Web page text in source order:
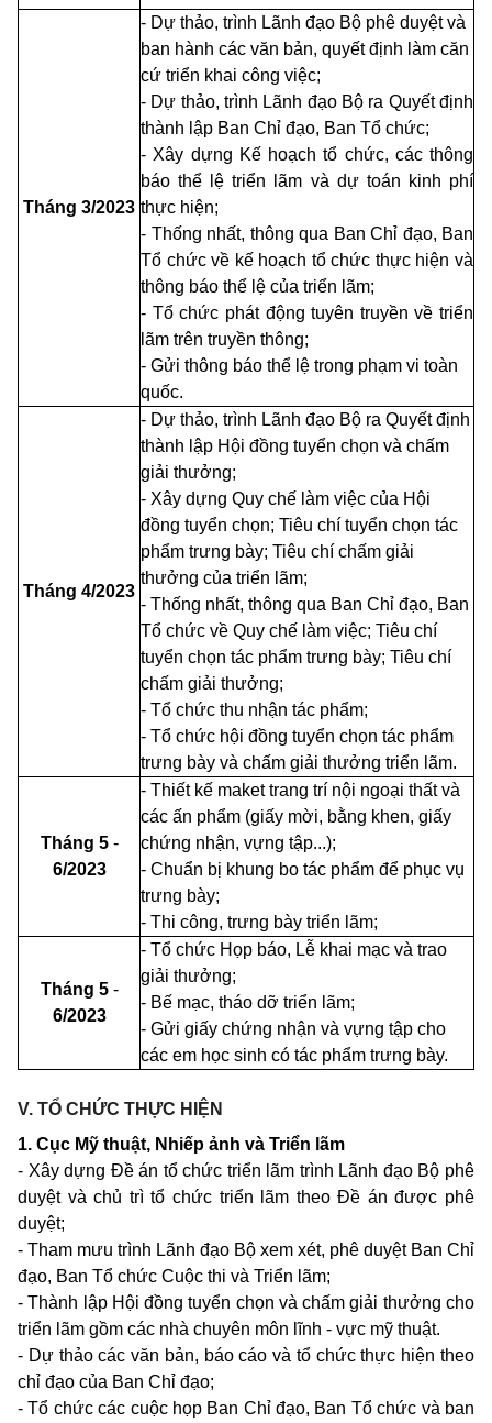
Tháng 3/2023
- Dự thảo, trình Lãnh đạo Bộ phê duyệt và
ban hành các văn bản, quyết định làm căn
cứ triển khai công việc;
- Dự thảo, trình Lãnh đạo Bộ ra Quyết định
thành lập Ban Chỉ đạo, Ban Tổ chức;
- Xây dựng Kế hoạch tổ chức, các thông
báo thể lệ triển lãm và dự toán kinh phí
thực hiện;
- Thống nhất, thông qua Ban Chỉ đạo, Ban
Tổ chức về kế hoạch tổ chức thực hiện và
thông báo thể lệ của triển lãm;
- Tổ chức phát động tuyên truyền về triển
lãm trên truyền thông;
- Gửi thông báo thể lệ trong phạm vi toàn
quốc.
Tháng 4/2023
- Dự thảo, trình Lãnh đạo Bộ ra Quyết định
thành lập Hội đồng tuyển chọn và chấm
giải thưởng;
- Xây dựng Quy chế làm việc của Hội
đồng tuyển chọn; Tiêu chí tuyển chọn tác
phẩm trưng bày; Tiêu chí chấm giải
thưởng của triển lãm;
- Thống nhất, thông qua Ban Chỉ đạo, Ban
Tổ chức về Quy chế làm việc; Tiêu chí
tuyển chọn tác phẩm trưng bày; Tiêu chí
chấm giải thưởng;
- Tổ chức thu nhận tác phẩm;
- Tổ chức hội đồng tuyển chọn tác phẩm
trưng bày và chấm giải thưởng triển lãm.
Tháng 5 -
6/2023
- Thiết kế maket trang trí nội ngoại thất và
các ấn phẩm (giấy mời, bằng khen, giấy
chứng nhận, vựng tập...);
- Chuẩn bị khung bo tác phẩm để phục vụ
trưng bày;
- Thi công, trưng bày triển lãm;
Tháng 5 -
6/2023
- Tổ chức Họp báo, Lễ khai mạc và trao
giải thưởng;
- Bế mạc, tháo dỡ triển lãm;
- Gửi giấy chứng nhận và vựng tập cho
các em học sinh có tác phẩm trưng bày.
V. TỔ CHỨC THỰC HIỆN
1. Cục Mỹ thuật, Nhiếp ảnh và Triển lãm
- Xây dựng Đề án tổ chức triển lãm trình Lãnh đạo Bộ phê
duyệt và chủ trì tổ chức triển lãm theo Đề án được phê
duyệt;
- Tham mưu trình Lãnh đạo Bộ xem xét, phê duyệt Ban Chỉ
đạo, Ban Tổ chức Cuộc thi và Triển lãm;
- Thành lập Hội đồng tuyển chọn và chấm giải thưởng cho
triển lãm gồm các nhà chuyên môn lĩnh - vực mỹ thuật.
- Dự thảo các văn bản, báo cáo và tổ chức thực hiện theo
chỉ đạo của Ban Chỉ đạo;
- Tổ chức các cuộc họp Ban Chỉ đạo, Ban Tổ chức và ban